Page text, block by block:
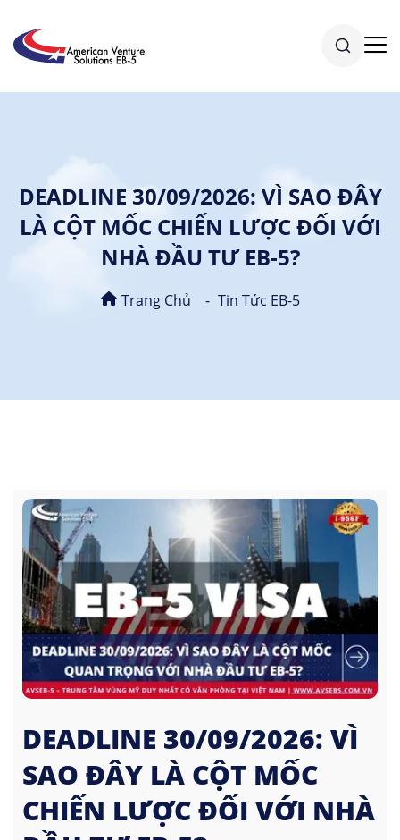
DEADLINE 30/09/2026: VÌ SAO ĐÂY
LÀ CỘT MỐC CHIẾN LƯỢC ĐỐI VỚI
NHÀ ĐẦU TƯ EB-5?
Trang Chủ Tin Tức EB-5
DEADLINE 30/09/2026: VÌ
SAO ĐÂY LÀ CỘT MỐC
CHIẾN LƯỢC ĐỐI VỚI NHÀ